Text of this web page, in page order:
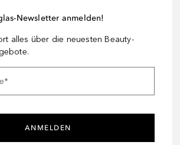
Newsletter anmelden!
alles über die neuesten Beauty-
*
ANMELDEN